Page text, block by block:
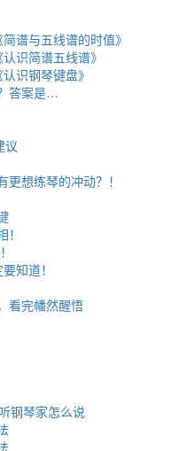
谱与五线谱的时值》
识简谱五线谱》
识钢琴键盘》
答案是…
议
想练琴的冲动？！
知道！
看完幡然醒悟
钢琴家怎么说